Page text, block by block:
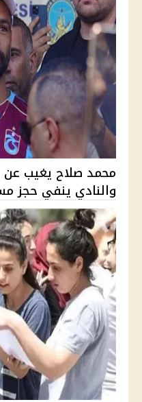
محمد صلاح يغيب عن
والنادي ينفي حجز